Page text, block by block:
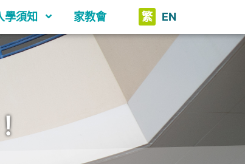
學須知 家教會 繁 EN